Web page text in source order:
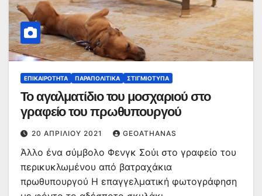
ΕΠΙΚΑΙΡΌΤΗΤΑ ΠΑΡΑΠΟΛΙΤΙΚΆ ΣΤΙΓΜΙΌΤΥΠΑ
Το αγαλματίδιο του μοσχαριού στο
γραφείο του πρωθυπουργού
20 ΑΠΡΙΛΊΟΥ 2021 GEOATHANAS
Άλλο ένα σύμβολο Φενγκ Σούι στο γραφείο του
περικυκλωμένου από βατραχάκια
πρωθυπουργού Η επαγγελματική φωτογράφηση